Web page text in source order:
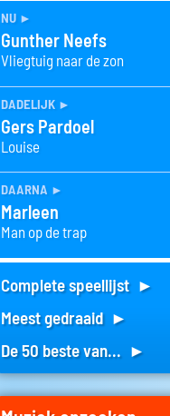
nu ►
Gunther Neefs
Vliegtuig naar de zon
dadelijk ►
Gers Pardoel
Louise
daarna ►
Marleen
Man op de trap
Complete speellijst ►
Meest gedraaid ►
De 50 beste van... ►